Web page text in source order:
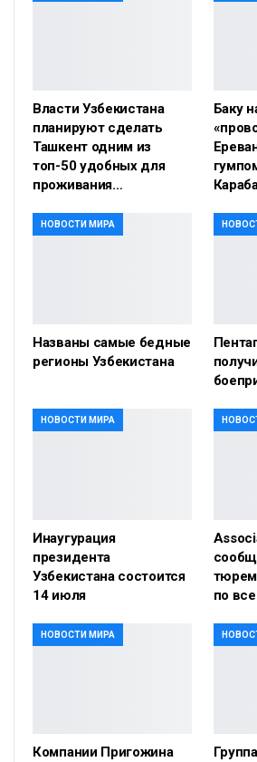
Власти Узбекистана
планируют сделать
Ташкент одним из
топ-50 удобных для
проживания…
Баку
НОВОСТИ МИРА
Названы самые бедные
регионы Узбекистана
НОВОСТИ МИРА
Инаугурация
президента
Узбекистана состоится
14 июля
тюрем
по
НОВОСТИ МИРА
Компании Пригожина